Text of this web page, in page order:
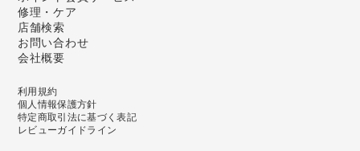
修理・ケア
店舗検索
お問い合わせ
会社概要
利用規約
個人情報保護方針
特定商取引法に基づく表記
レビューガイドライン